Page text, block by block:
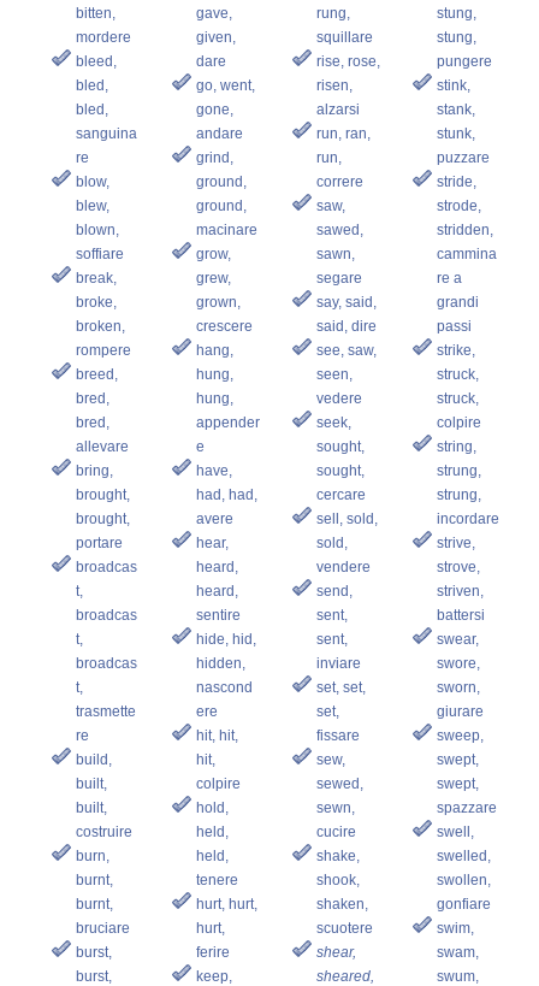
bitten,
mordere
bleed,
bled,
bled,
sanguina
re
blow,
blew,
blown,
soffiare
break,
broke,
broken,
rompere
breed,
bred,
bred,
allevare
bring,
brought,
brought,
portare
broadcas
t,
broadcas
t,
broadcas
t,
trasmette
re
build,
built,
built,
costruire
burn,
burnt,
burnt,
bruciare
burst,
burst,
gave,
given,
dare
go, went,
gone,
andare
grind,
ground,
ground,
macinare
grow,
grew,
grown,
crescere
hang,
hung,
hung,
appender
e
have,
had, had,
avere
hear,
heard,
heard,
sentire
hide, hid,
hidden,
nascond
ere
hit, hit,
hit,
colpire
hold,
held,
held,
tenere
hurt, hurt,
hurt,
ferire
keep,
rung,
squillare
rise, rose,
risen,
alzarsi
run, ran,
run,
correre
saw,
sawed,
sawn,
segare
say, said,
said, dire
see, saw,
seen,
vedere
seek,
sought,
sought,
cercare
sell, sold,
sold,
vendere
send,
sent,
sent,
inviare
set, set,
set,
fissare
sew,
sewed,
sewn,
cucire
shake,
shook,
shaken,
scuotere
shear,
sheared,
stung,
stung,
pungere
stink,
stank,
stunk,
puzzare
stride,
strode,
stridden,
cammina
re a
grandi
passi
strike,
struck,
struck,
colpire
string,
strung,
strung,
incordare
strive,
strove,
striven,
battersi
swear,
swore,
sworn,
giurare
sweep,
swept,
swept,
spazzare
swell,
swelled,
swollen,
gonfiare
swim,
swam,
swum,